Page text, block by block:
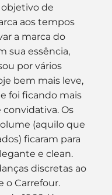
de
aos tempos
a marca do
sua essência,
por vários
bem mais leve,
foi ficando mais
convidativa. Os
(aquilo que
ficaram para
e clean.
discretas ao
o Carrefour.